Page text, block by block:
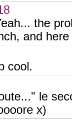
the
and
cool.
le
x)